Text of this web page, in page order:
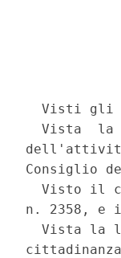
Visti gli
Vista  la
Consiglio
Visto il
n. 2358,
Vista la